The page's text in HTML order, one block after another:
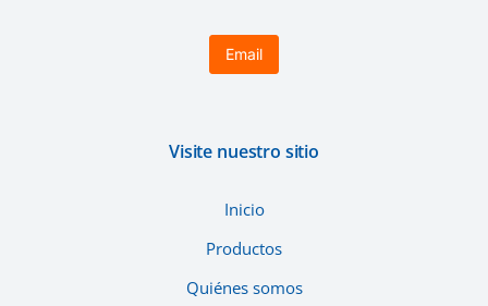
Email
Visite nuestro sitio
Inicio
Productos
Quiénes somos